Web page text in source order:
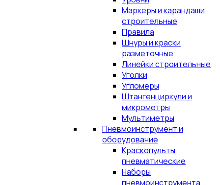
Маркеры и карандаши
строительные
Правила
Шнуры и краски
разметочные
Линейки строительные
Уголки
Угломеры
Штангенциркули и
микрометры
Мультиметры
Пневмоинструмент и
оборудование
Краскопульты
пневматические
Наборы
пневмоинструмента